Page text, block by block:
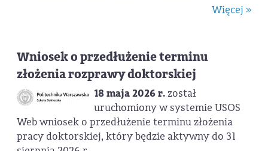
Więcej »
Wniosek o przedłużenie terminu
złożenia rozprawy doktorskiej
18 maja 2026 r.został
uruchomiony w systemie USOS
Web wniosek o przedłużenie terminu złożenia
pracy doktorskiej, który będzie aktywny do 31